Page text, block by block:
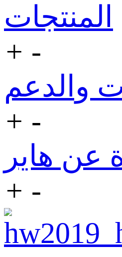
المنتجات
+ -
والدعم
+ -
عن هاير
+ -